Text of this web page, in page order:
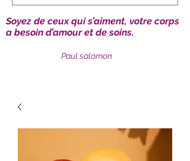
Soyez de ceux qui s’aiment, votre corps
a besoin d’amour et de soins.
Paul salomon